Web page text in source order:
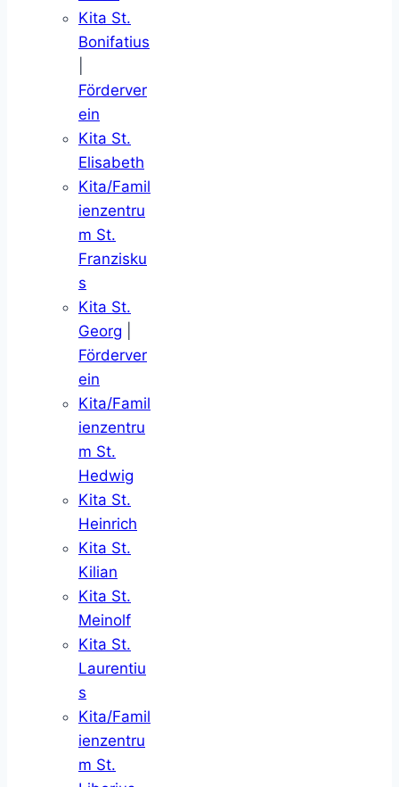
Kita St.
Bonifatius
Förderver
ein
Kita St.
Elisabeth
Kita/Famil
ienzentru
m St.
Franzisku
s
Kita St.
Georg
Förderver
ein
Kita/Famil
ienzentru
m St.
Hedwig
Kita St.
Heinrich
Kita St.
Kilian
Kita St.
Meinolf
Kita St.
Laurentiu
s
Kita/Famil
ienzentru
m St.